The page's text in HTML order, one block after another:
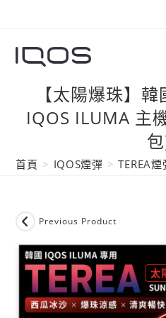
content
【太陽爆珠】
IQOS ILUMA 主
首頁 > IQOS煙彈 > TEREA煙
Previous Product